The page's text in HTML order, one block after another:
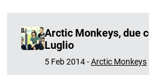
Arctic Monkeys, due
Luglio
5 Feb 2014 -Arctic Monkeys